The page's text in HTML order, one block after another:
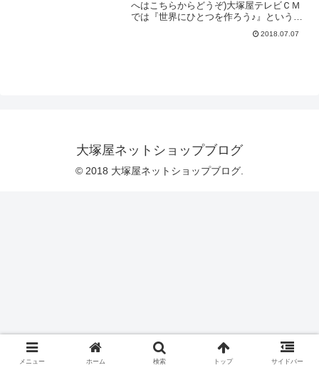
へはこちらからどうぞ)大塚屋テレビＣＭ
では『世界にひとつを作ろう♪』というキ
ャッチコピーが出てきます。世界じゅう
の一人でも多くかたへ、布地をお届け
な」と「カタカナ」を使い、小学校低学
年のお子様でも保護者のかたと一緒にお
作りいただけるようなシンプルなレシピ
になるように心がけ
2018.07.07
大塚屋ネットショップブログ
© 2018 大塚屋ネットショップブログ.
メニュー ホーム 検索 トップ サイドバー